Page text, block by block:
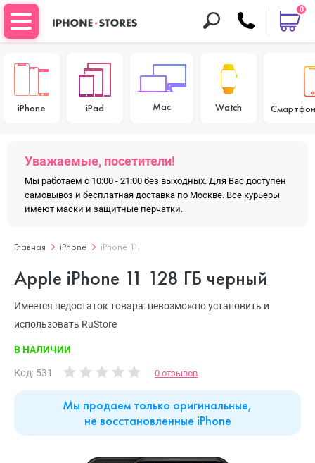
0
iPhone iPad Mac Watch
Уважаемые, посетители!
Мы работаем с 10:00 - 21:00 без выходных. Для Вас доступен
самовывоз и бесплатная доставка по Москве. Все курьеры
имеют маски и защитные перчатки.
Главная iPhone iPhone 11
Apple iPhone 11 128 ГБ черный
Имеется недостаток товара: невозможно установить и
использовать RuStore
В НАЛИЧИИ
Код: 531 0 отзывов
Мы продаем только оригинальные,
не восстановленные iPhone